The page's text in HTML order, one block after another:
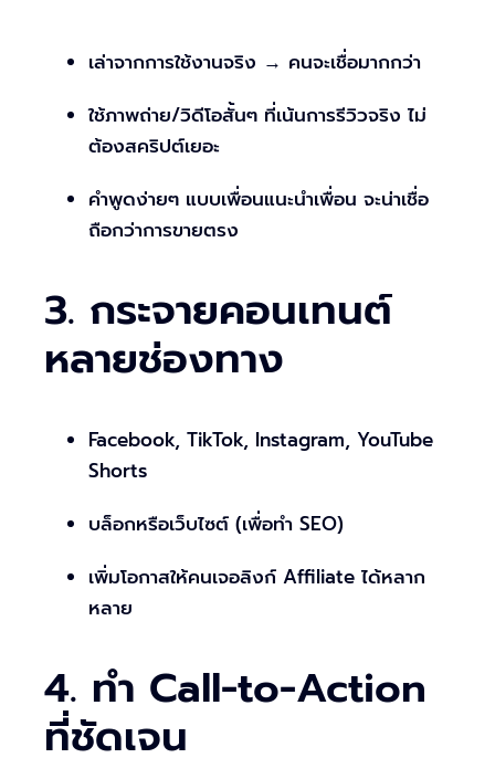
เล่าจากการใช้งานจริง → คนจะเชื่อมากกว่า
ใช้ภาพถ่าย/วิดีโอสั้นๆ ที่เน้นการรีวิวจริง ไม่
ต้องสคริปต์เยอะ
คำพูดง่ายๆ แบบเพื่อนแนะนำเพื่อน จะน่าเชื่อ
ถือกว่าการขายตรง
3. กระจายคอนเทนต์
หลายช่องทาง
Facebook, TikTok, Instagram, YouTube
Shorts
บล็อกหรือเว็บไซต์ (เพื่อทำ SEO)
เพิ่มโอกาสให้คนเจอลิงก์ Affiliate ได้หลาก
หลาย
4. ทำ Call-to-Action
ที่ชัดเจน